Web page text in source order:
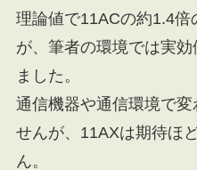
理論値で11ACの約1.4
が、筆者の環境では実
ました。
通信機器や通信環境で
せんが、11AXは期待ほ
ん。